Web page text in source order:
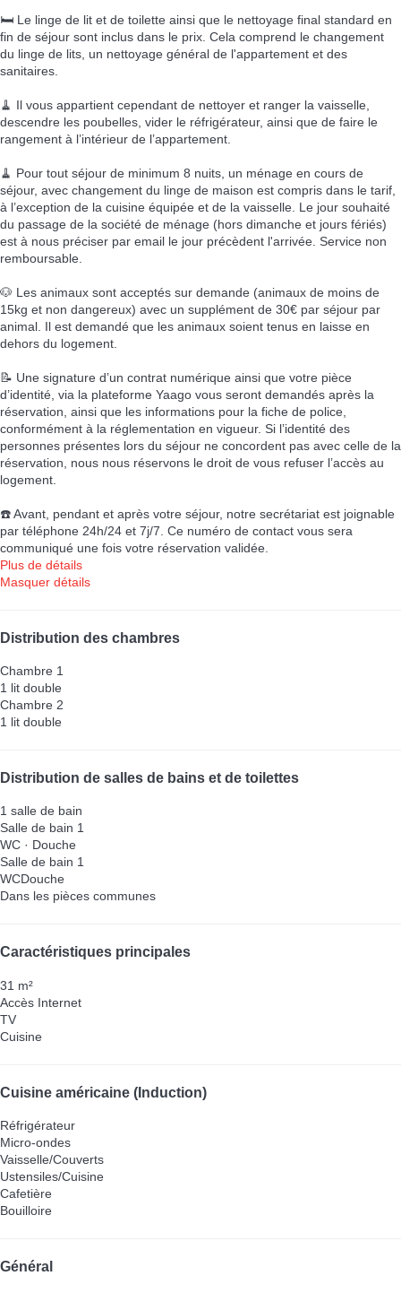
🛏️ Le linge de lit et de toilette ainsi que le nettoyage final standard en
fin de séjour sont inclus dans le prix. Cela comprend le changement
du linge de lits, un nettoyage général de l'appartement et des
sanitaires.
🧹 Il vous appartient cependant de nettoyer et ranger la vaisselle,
descendre les poubelles, vider le réfrigérateur, ainsi que de faire le
rangement à l’intérieur de l’appartement.
🧹 Pour tout séjour de minimum 8 nuits, un ménage en cours de
séjour, avec changement du linge de maison est compris dans le tarif,
à l’exception de la cuisine équipée et de la vaisselle. Le jour souhaité
du passage de la société de ménage (hors dimanche et jours fériés)
est à nous préciser par email le jour précèdent l'arrivée. Service non
remboursable.
🐶 Les animaux sont acceptés sur demande (animaux de moins de
15kg et non dangereux) avec un supplément de 30€ par séjour par
animal. Il est demandé que les animaux soient tenus en laisse en
dehors du logement.
📝 Une signature d’un contrat numérique ainsi que votre pièce
d’identité, via la plateforme Yaago vous seront demandés après la
réservation, ainsi que les informations pour la fiche de police,
conformément à la réglementation en vigueur. Si l’identité des
personnes présentes lors du séjour ne concordent pas avec celle de la
réservation, nous nous réservons le droit de vous refuser l’accès au
logement.
☎️ Avant, pendant et après votre séjour, notre secrétariat est joignable
par téléphone 24h/24 et 7j/7. Ce numéro de contact vous sera
communiqué une fois votre réservation validée.
Plus de détails
Masquer détails
Distribution des chambres
Chambre 1
1 lit double
Chambre 2
1 lit double
Distribution de salles de bains et de toilettes
1 salle de bain
Salle de bain 1
WC · Douche
Salle de bain 1
WCDouche
Dans les pièces communes
Caractéristiques principales
31 m²
Accès Internet
TV
Cuisine
Cuisine américaine (Induction)
Réfrigérateur
Micro-ondes
Vaisselle/Couverts
Ustensiles/Cuisine
Cafetière
Bouilloire
Général